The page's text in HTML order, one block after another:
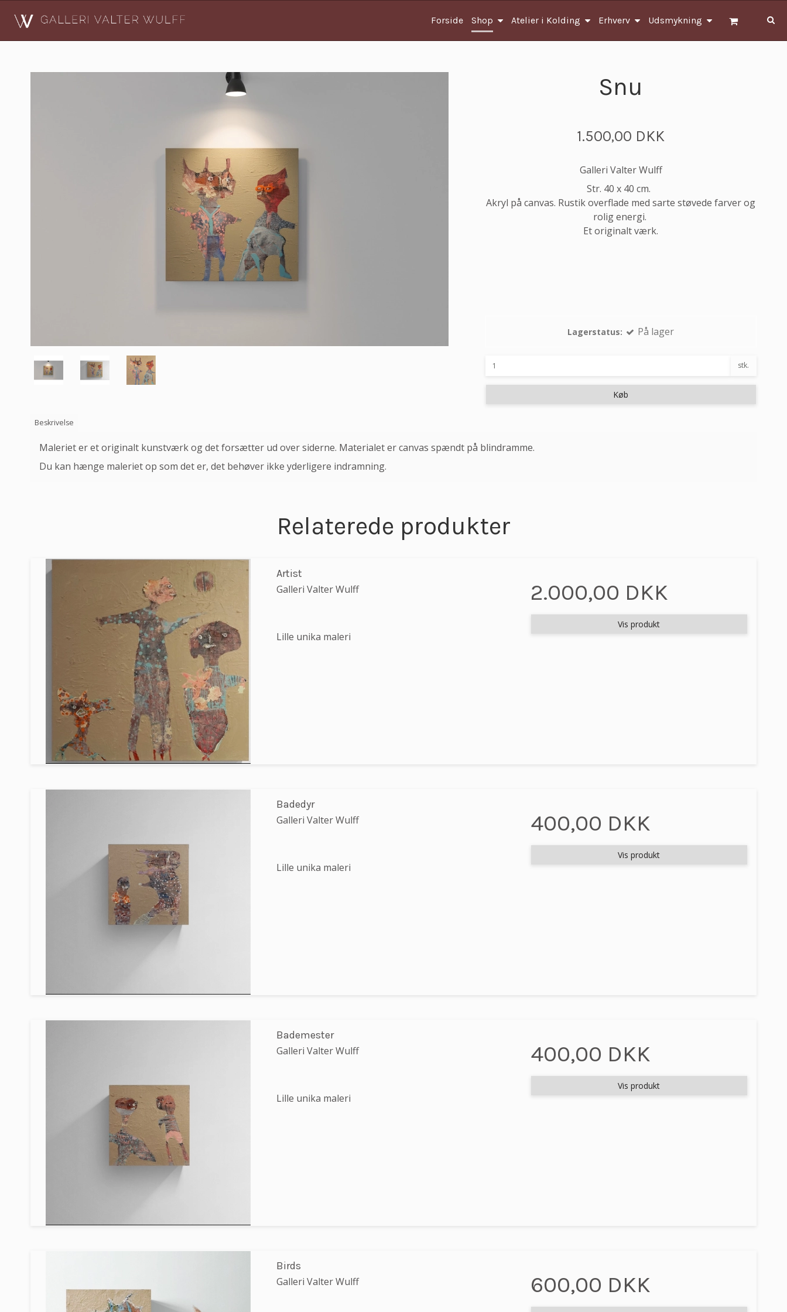
Forside Shop Atelier i Kolding Erhverv Udsmykning
Snu
1.500,00 DKK
Galleri Valter Wulff
Str. 40 x 40 cm.
Akryl på canvas. Rustik overflade med sarte støvede farver og
rolig energi.
Et originalt værk.
Lagerstatus: På lager
stk.
Køb
Beskrivelse
Maleriet er et originalt kunstværk og det forsætter ud over siderne. Materialet er canvas spændt på blindramme.
Du kan hænge maleriet op som det er, det behøver ikke yderligere indramning.
Relaterede produkter
Artist
Galleri Valter Wulff
Lille unika maleri
2.000,00 DKK
Vis produkt
Badedyr
Galleri Valter Wulff
Lille unika maleri
400,00 DKK
Vis produkt
Bademester
Galleri Valter Wulff
Lille unika maleri
400,00 DKK
Vis produkt
Birds
Galleri Valter Wulff
600,00 DKK